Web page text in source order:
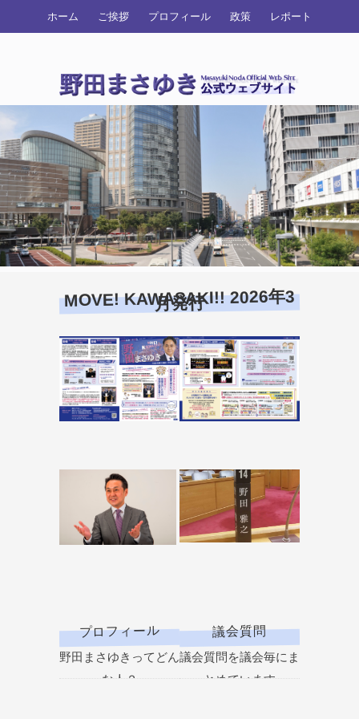
ホーム ご挨拶 プロフィール 政策 レポート
MOVE! KAWASAKI!! 2026年3
月発行
プロフィール
野田まさゆきってどん
な人？
議会質問
議会質問を議会毎にま
とめています